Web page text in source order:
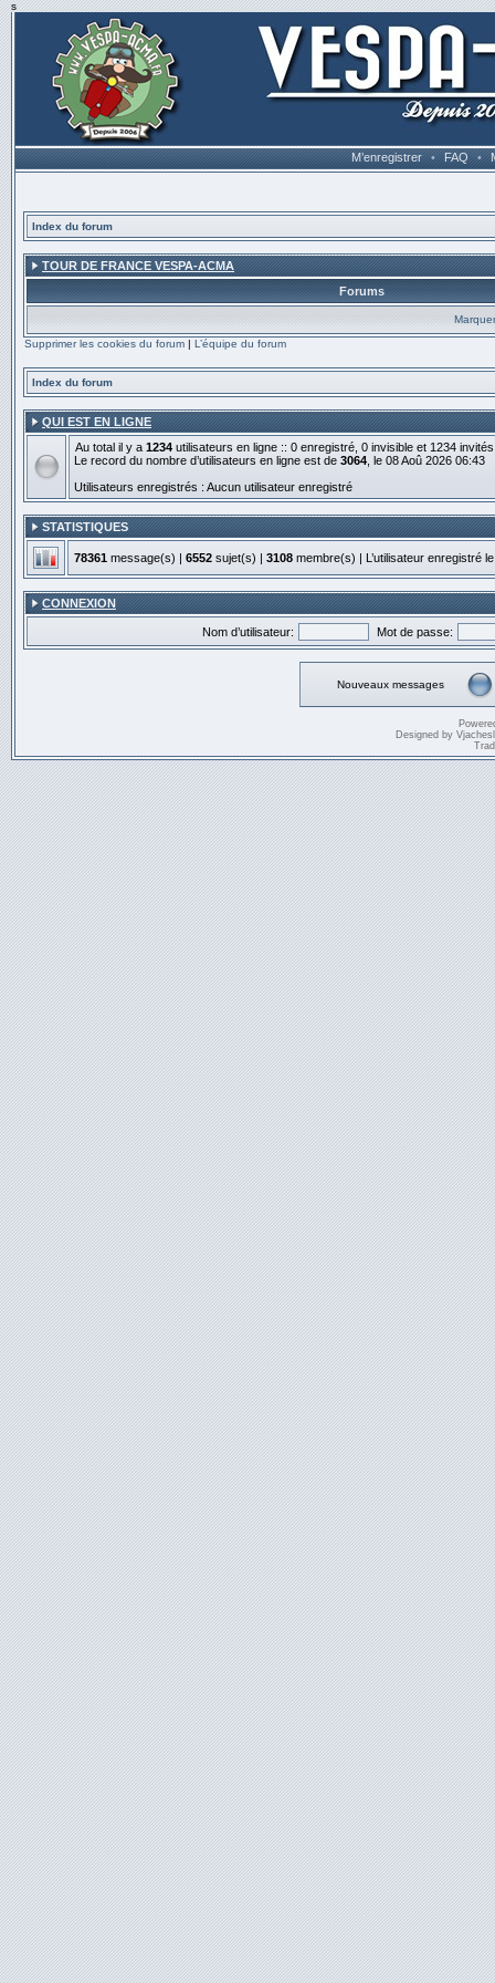
s
M’enregistrer • FAQ •
Index du forum
TOUR DE FRANCE VESPA-ACMA
Forums
Supprimer les cookies du forum | L’équipe du forum
Index du forum
QUI EST EN LIGNE
Au total il y a 1234 utilisateurs en ligne :: 0 enregistré, 0 invisible et 1234
Le record du nombre d’utilisateurs en ligne est de 3064 , le 08 Aoû 2026 06:43
Utilisateurs enregistrés : Aucun utilisateur enregistré
STATISTIQUES
78361 message(s) | 6552 sujet(s) | 3108 membre(s) | L’utilisateur enregistré
CONNEXION
Nom d’utilisateur: Mot de passe:
Nouveaux messages
Designed by